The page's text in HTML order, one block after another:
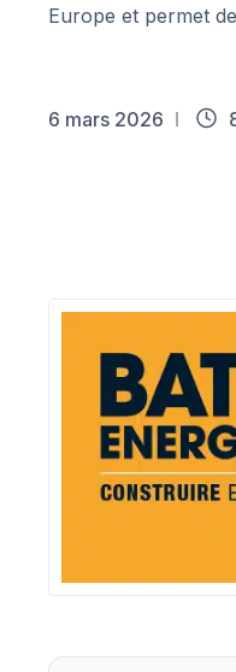
Europe et permet
6 mars 2026